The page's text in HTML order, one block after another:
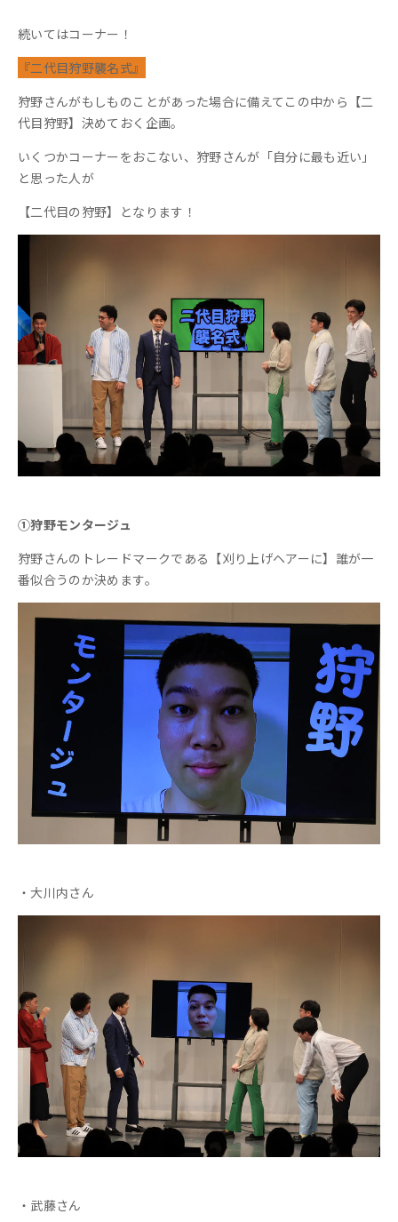
続いてはコーナー！
『二代目狩野襲名式』
狩野さんがもしものことがあった場合に備えてこの中から【二
代目狩野】決めておく企画。
いくつかコーナーをおこない、狩野さんが「自分に最も近い」
と思った人が
【二代目の狩野】となります！
①狩野モンタージュ
狩野さんのトレードマークである【刈り上げヘアーに】誰が一
番似合うのか決めます。
・大川内さん
・武藤さん